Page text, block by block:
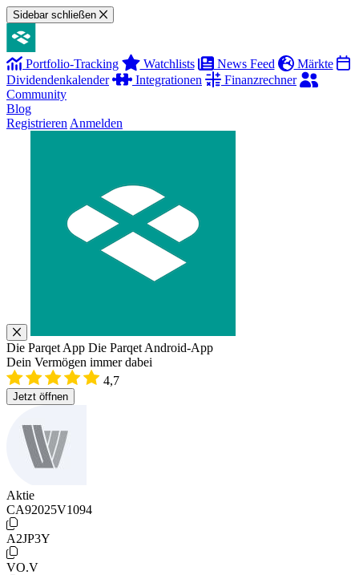
Sidebar schließen
Portfolio-Tracking Watchlists News Feed
Märkte
Dividendenkalender
Integrationen
Finanzrechner
Community
Blog
Registrieren Anmelden
Die Parqet App Die Parqet Android-App
Dein Vermögen immer dabei
4,7
Jetzt öffnen
Aktie
CA92025V1094
A2JP3Y
VO.V